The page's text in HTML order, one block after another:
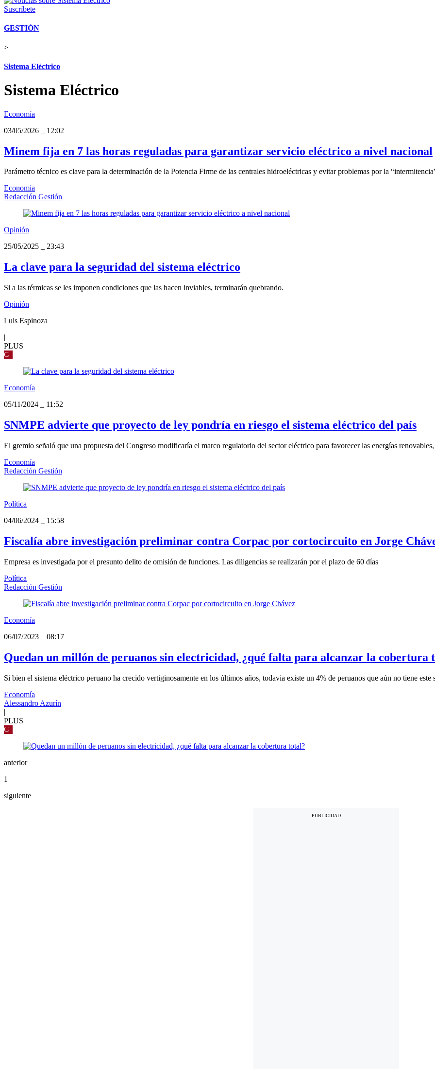
Suscríbete
GESTIÓN
>
Sistema Eléctrico
Sistema Eléctrico
Economía
03/05/2026
12:02
Minem fija en 7 las horas reguladas para garantizar servicio eléctrico a nivel nacional
Parámetro técnico es clave para la determinación de la Potencia Firme de las centrales hidroeléctricas y evitar problemas por la
Economía
Redacción Gestión
Opinión
25/05/2025
23:43
La clave para la seguridad del sistema eléctrico
Si a las térmicas se les imponen condiciones que las hacen inviables, terminarán quebrando.
Opinión
Luis Espinoza
|
PLUS
G
Economía
05/11/2024
11:52
SNMPE advierte que proyecto de ley pondría en riesgo el sistema eléctrico del país
El gremio señaló que una propuesta del Congreso modificaría el marco regulatorio del sector eléctrico para favorecer las energías
Economía
Redacción Gestión
Política
04/06/2024
15:58
Fiscalía abre investigación preliminar contra Corpac por cortocircuito en Jorge
Empresa es investigada por el presunto delito de omisión de funciones. Las diligencias se realizarán por el plazo de 60 días
Política
Redacción Gestión
Economía
06/07/2023
08:17
Quedan un millón de peruanos sin electricidad, ¿qué falta para alcanzar la cobertura
Si bien el sistema eléctrico peruano ha crecido vertiginosamente en los últimos años, todavía existe un 4% de peruanos que aún no tiene este
Economía
Alessandro Azurín
|
PLUS
G
anterior
1
siguiente